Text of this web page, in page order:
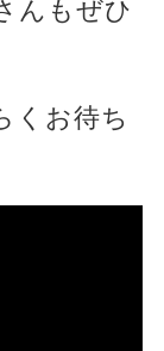
んもぜひ
くお待ち